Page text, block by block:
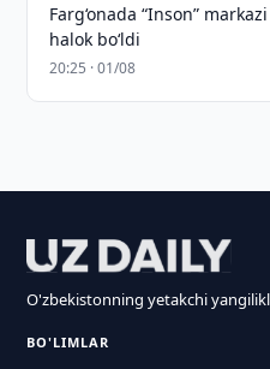
Farg‘onada “Inson”
halok bo‘ldi
20:25 · 01/08
O'zbekistonning yetakchi
BO'LIMLAR